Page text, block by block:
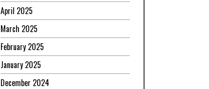
April 2025
March 2025
February 2025
January 2025
December 2024